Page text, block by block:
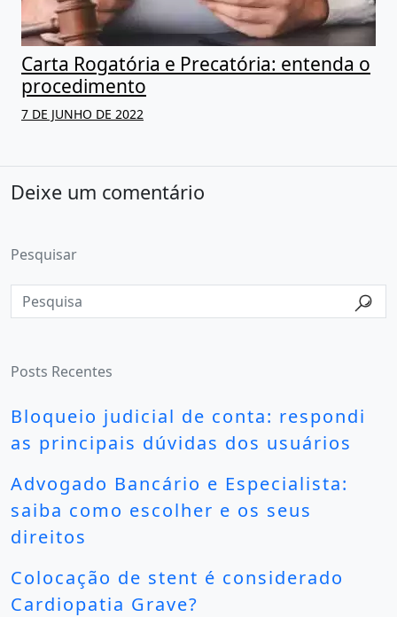
Carta Rogatória e Precatória: entenda o
procedimento
7 DE JUNHO DE 2022
Deixe um comentário
Pesquisar
Posts Recentes
Bloqueio judicial de conta: respondi
as principais dúvidas dos usuários
Advogado Bancário e Especialista:
saiba como escolher e os seus
direitos
Colocação de stent é considerado
Cardiopatia Grave?